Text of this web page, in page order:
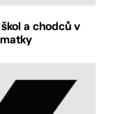
a chodců v